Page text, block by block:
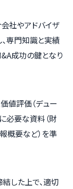
社やアドバイザ
専門知識と実績
成功の鍵となり
値評価（デュー
必要な資料（財
概要など）を準
した上で、適切